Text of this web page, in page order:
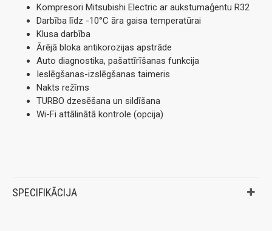
Kompresori Mitsubishi Electric ar aukstumaģentu R32
Darbība līdz -10°C āra gaisa temperatūrai
Klusa darbība
Ārējā bloka antikorozijas apstrāde
Auto diagnostika, pašattīrīšanas funkcija
Ieslēgšanas-izslēgšanas taimeris
Nakts režīms
TURBO dzesēšana un sildīšana
Wi-Fi attālinātā kontrole (opcija)
SPECIFIKĀCIJA